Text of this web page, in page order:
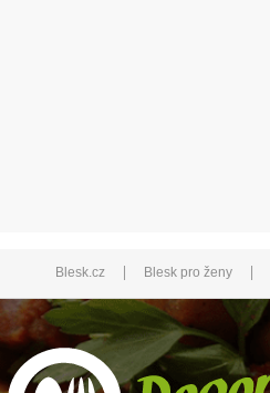
Blesk.cz | Blesk pro ženy |